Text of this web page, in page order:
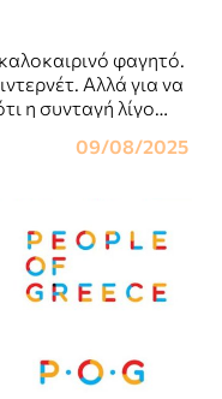
φαγητό.
Αλλά για να
η συνταγή λίγο
09/08/2025